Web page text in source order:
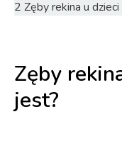
2 Zęby rekina u
Zęby
jest?